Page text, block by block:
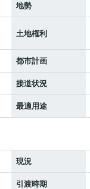
地勢
土地権利
都市計画
接道状況
最適用途
現況
引渡時期